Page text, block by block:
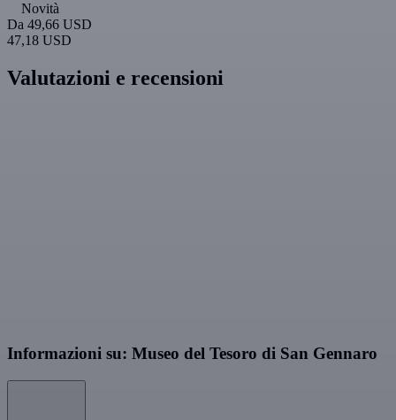
Novità
Da 49,66 USD
47,18 USD
Valutazioni e recensioni
Informazioni su: Museo del Tesoro di San Gennaro